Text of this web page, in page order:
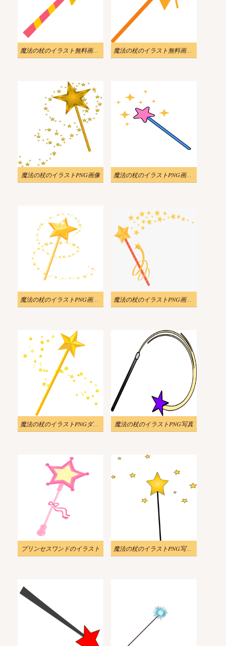
魔法の杖のイラスト無料画像 3 魔法の杖のイラスト無料画像 4
魔法の杖のイラストPNG画像 魔法の杖のイラストPNG画像 2
魔法の杖のイラストPNG画像 3 魔法の杖のイラストPNG画像 4
魔法の杖のイラストPNGダウンロード 魔法の杖のイラストPNG写真
プリンセスワンドのイラスト 魔法の杖のイラストPNG写真 2